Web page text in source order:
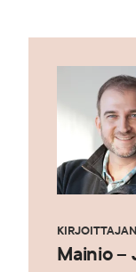
Mainio –